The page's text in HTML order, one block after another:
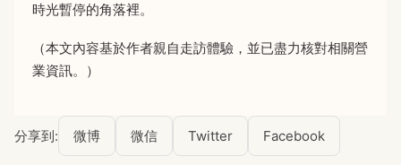
時光暫停的角落裡。
（本文內容基於作者親自走訪體驗，並已盡力核對相關營
業資訊。）
分享到: 微博 微信 Twitter Facebook